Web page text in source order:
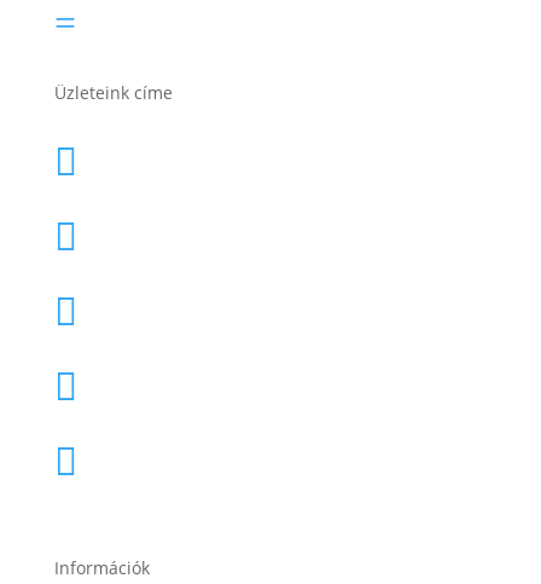
=
Üzleteink címe





Információk